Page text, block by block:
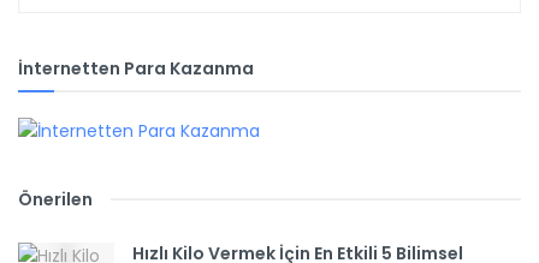
İnternetten Para Kazanma
Önerilen
Hızlı Kilo Vermek İçin En Etkili 5 Bilimsel